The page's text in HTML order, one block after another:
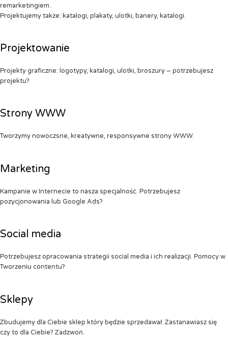
remarketingiem.
Projektujemy także: katalogi, plakaty, ulotki, banery, katalogi.
Projektowanie
Projekty graficzne: logotypy, katalogi, ulotki, broszury – potrzebujesz
projektu?
Strony WWW
Tworzymy nowoczsne, kreatywne, responsywne strony WWW.
Marketing
Kampanie w Internecie to nasza specjalność. Potrzebujesz
pozycjonowania lub Google Ads?
Social media
Potrzebujesz opracowania strategii social media i ich realizacji. Pomocy w
Tworzeniu contentu?
Sklepy
Zbudujemy dla Ciebie sklep który będzie sprzedawał. Zastanawiasz się
czy to dla Ciebie? Zadzwoń.